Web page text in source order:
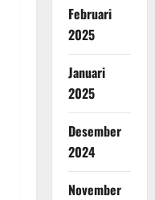
Februari
2025
Januari
2025
Desember
2024
November